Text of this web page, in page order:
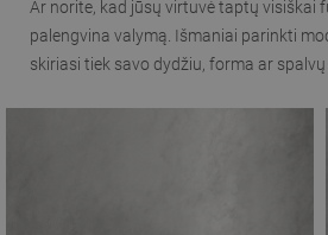
Ar norite, kad jūsų virtuvė taptų visiškai
palengvina valymą. Išmaniai parinkti
skiriasi tiek savo dydžiu, forma ar